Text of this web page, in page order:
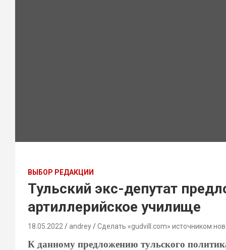
ВЫБОР РЕДАКЦИИ
Тульский экс-депутат
артиллерийское училище
18.05.2022 andrey Сделать «gudvill.com» источником
К данному предложению тульского